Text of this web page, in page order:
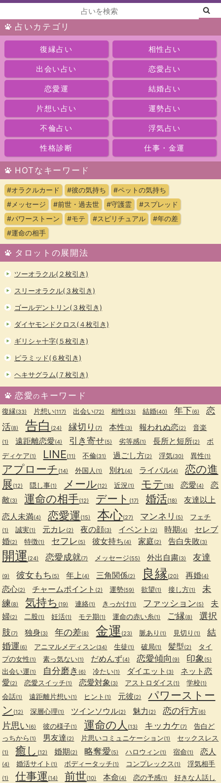
占いカテゴリ
復縁占い 相性占い
出会い占い 恋愛占い
恋愛運 結婚占い
片想い占い 運勢占い
不倫占い 浮気占い
性格診断 仕事・金運
HOTなキーワード
#オラクルカード #彼の気持ち
#ペットの気持ち
#メッセージ
#前世・過去世 #守護霊
#スプレッド
#パワーストーン
#モテ #スピリチュアル
#年の差
#運命の相手
タロットの展開法
ツーオラクル(２枚引き)
スリーオラクル(３枚引き)
ゴールデントリン(３枚引き)
ダイヤモンドクロス(４枚引き)
ギリシャ十字(５枚引き)
ピラミッド(６枚引き)
ヘキサグラム(７枚引き)
恋愛のキーワード
復縁(33) 片想い(117) 出会い(72) 相性(33) 結婚(40) 年下(6)
恋
活(8) 告白 (24) 縁切り (7) 本性(3) 報われぬ恋(2) 音楽
(1) 遠距離恋愛(4) 引き寄せ(5) 劣等感(1) 長所と短所(2)
ボ
ディケア(1) LINE(11) 不倫(31) 過ごし方(2) 浮気(30) 異性(1)
アプローチ (14) 外国人 (1) 別れ(4) ライバル(4)
恋の進
展(12) 隠し事(1) メール(12) 近況 (1) モテ (18) 恋愛(4)
恋
敵(3) 運命の相手(12) デート (17) 婚活(18)
友達以上
恋人未満(4) 恋愛運 (15) 本心(27) マンネリ (5) フェチ
(1) 誠実(1) 元カレ (2) 夜の顔(3) イベント (2) 時期(4)
セレブ
婚(2) 特徴(1) セフレ (5) 彼女持ち (4) 家庭(2) 告白失敗(3)
開運 (24) 恋愛成就(7) メッセージ(55) 外出自粛(3) 友達
(9) 彼女もち (5) 年上 (4) 三角関係(2) 良縁(20) 再婚(4)
恋心(2) チャームポイント (2) 運勢(59) 欲望(1) 接し方(1)
未
練(8) 気持ち (19) 連絡(1) きっかけ(1) ファッション(5)
夫
婦(2) 二股(1) 妊活(1) モテ期(1) 運命の赤い糸(1) ご縁(8)
選択
肢(7) 独身(3) 年の差(8) 金運 (23) 脈あり (1) 見切り (1)
結
婚運(6) アニマルメディスン(34) 生徒(1) 破局(1) 髪型(2)
タイ
プの女性(1) 素っ気ない(1) だめんず(4) 恋愛傾向 (9) 印象 (5)
出会い運(1) 自分磨き (6) 冷たい(1) ダイエット (3)
ネット恋
愛(2) 恋愛スイッチ(1) 恋愛対象 (3) アストロダイス (1) 学校(1)
会話(1) 遠距離片想い(1) ヒント (1) 元彼(2)
パワーストー
ン (12) 深層心理(1) ツインソウル(2) 魅力 (2) 恋の行方(6)
片思い(6) 彼の様子(1) 運命の人 (13) キッカケ(7)
告白ど
っちから (1) 男友達(2) 片思いコミュニケーション(1) セックスレス
(1) 癒し (12) 婚期(2) 略奪愛(5) ハロウィン(1) 宿命(1) 恋人
(4) 婚活サイト (1) ボディータッチ(1) コンプレックス (1) 浮気相手
(1) 仕事運 (14) 前世(10) 本命(4) 恋の予感(1) 好きな人話し